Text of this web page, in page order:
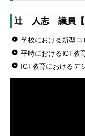
辻 人志 議員
学校における新型コ
平時におけるICT教
ICT教育におけるデ